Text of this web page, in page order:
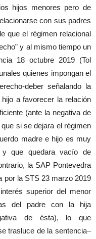
hijos menores pero de
con sus padres
que el régimen relacional
y al mismo tiempo un
18 octubre 2019 (Tol
quienes impongan el
deber señalando la
a favorecer la relación
(ante la negativa de
si se dejara el régimen
madre e hijo es muy
que quedara vacío de
la SAP Pontevedra
por la STS 23 marzo 2019
superior del menor
del padre con la hija
de ésta), lo que
trasluce de la sentencia–